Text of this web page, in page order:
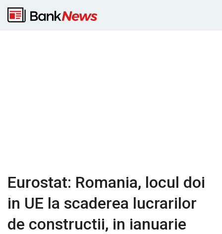
Eurostat: Romania, locul doi
in UE la scaderea lucrarilor
de constructii, in ianuarie